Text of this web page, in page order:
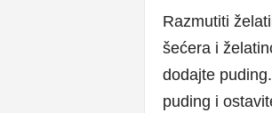
Razmutiti
šećera i
dodajte
puding i